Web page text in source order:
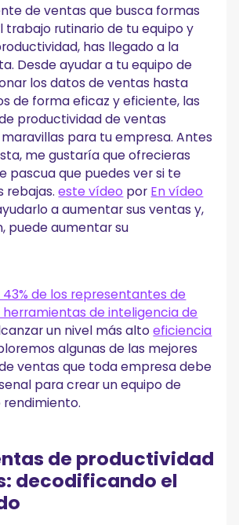
de ventas de colaboración y
de ventas de CRM
de ventas para reservar/programar
de ventas de generación de leads e
de ventas que busca formas
trabajo rutinario de tu equipo y
has llegado a la
Desde ayudar a tu equipo de
los datos de ventas hasta
de forma eficaz y eficiente, las
productividad de ventas
para tu empresa. Antes
me gustaría que ofrecieras
pascua que puedes ver si te
rebajas.este vídeo por En vídeo
a aumentar sus ventas y,
puede aumentar su
43% de los representantes de
de inteligencia de
un nivel más altoeficiencia
algunas de las mejores
ventas que toda empresa debe
para crear un equipo de
de productividad
decodificando el